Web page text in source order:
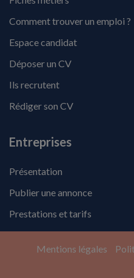
Comment trouver un emploi ?
Espace candidat
Déposer un CV
Ils recrutent
Rédiger son CV
Entreprises
Présentation
Publier une annonce
Prestations et tarifs
Mentions légales